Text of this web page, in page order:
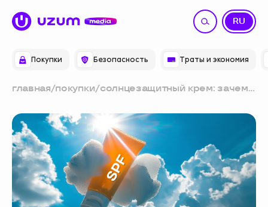
Покупки Безопасность Траты и экономия
RU
UZ
главная/покупки/солнцезащитный крем: зачем
надёжный